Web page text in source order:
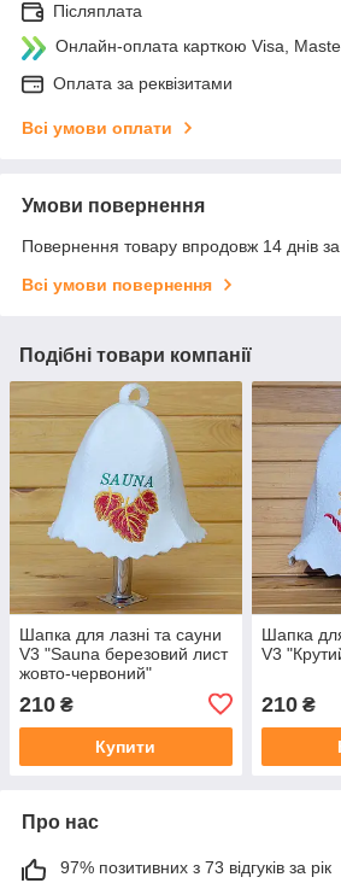
Післяплата
Онлайн-оплата карткою Visa,
Оплата за реквізитами
Всі умови оплати
Умови повернення
Повернення товару впродовж 14 днів
Всі умови повернення
Подібні товари компанії
Шапка для лазні та сауни
V3 "Sauna березовий лист
жовто-червоний"
210 ₴
Купити
Шапка
V3
210₴
Про нас
97% позитивних з 73 відгуків за рік